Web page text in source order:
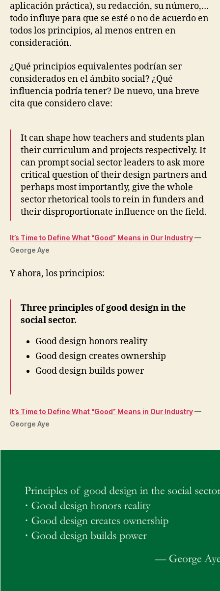
aplicación práctica), su redacción, su número,…
todo influye para que se esté o no de acuerdo en
todos los principios, al menos entren en
consideración.
¿Qué principios equivalentes podrían ser
considerados en el ámbito social? ¿Qué
influencia podría tener? De nuevo, una breve
cita que considero clave:
It can shape how teachers and students plan
their curriculum and projects respectively. It
can prompt social sector leaders to ask more
critical question of their design partners and
perhaps most importantly, give the whole
sector rhetorical tools to rein in funders and
their disproportionate influence on the field.
It’s Time to Define What “Good” Means in Our Industry—
George Aye
Y ahora, los principios:
Three principles of good design in the
social sector.
Good design honors reality
Good design creates ownership
Good design builds power
It’s Time to Define What “Good” Means in Our Industry—
George Aye